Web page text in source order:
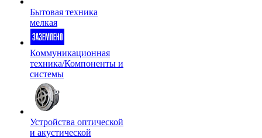
Бытовая техника
мелкая
Коммуникационная
техника/Компоненты и
системы
Устройства оптической
и акустической